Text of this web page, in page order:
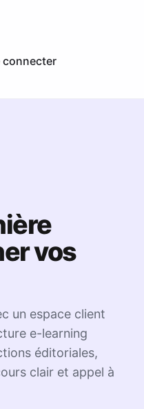
connecter
vos
un espace client
e-learning
éditoriales,
clair et appel à